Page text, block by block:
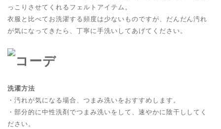
っこりさせてくれるフェルトアイテム。
衣服と比べてお洗濯する頻度は少ないものですが、だんだん汚れ
が気になってきたら、丁寧に手洗いしてあげてください。
洗濯方法
・汚れが気になる場合、つまみ洗いをおすすめします。
・部分的に中性洗剤でつまみ洗いをして、速やかに陰干ししてく
ださい。